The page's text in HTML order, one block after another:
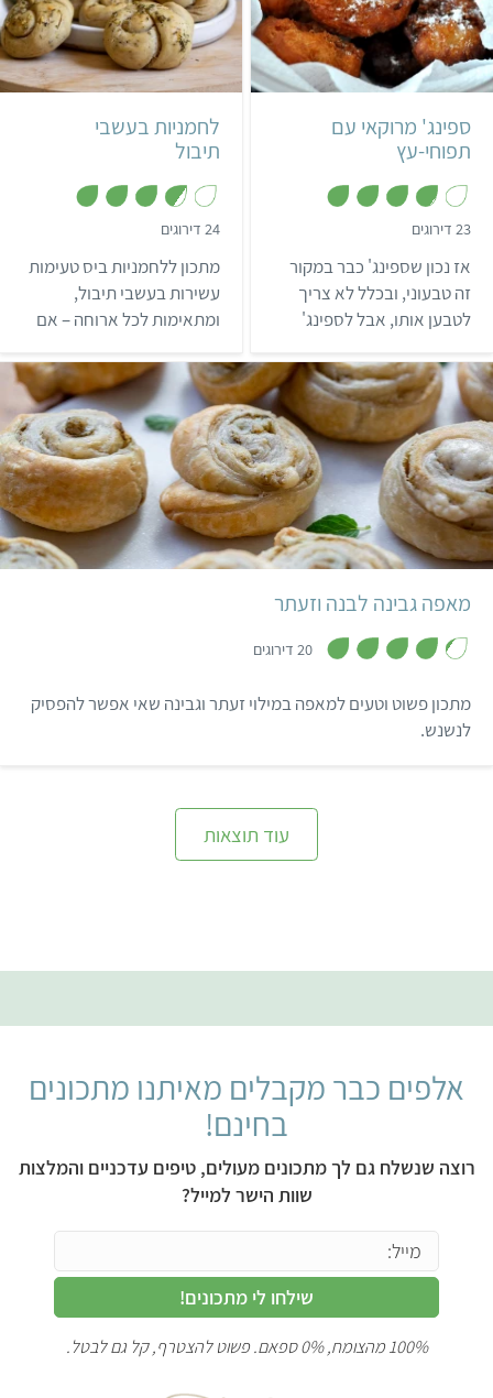
בינוני
ספינג' מרוקאי עם
תפוחי-עץ
23 דירוגים
.
8
מ
ת
ו
אז נכון שספינג' כבר במקור
זה טבעוני, ובכלל לא צריך
לטבען אותו, אבל לספינג'
קבלו מתכון לספינג' טבעוני
עם תפוחי עץ, טעים מאוד,
ובינינו? כבר לא צריך לחכות
לחנוכה בשביל להכין אותם.
תהנו!
קל שעה ו-40 דקות
10 לחמניות
לחמניות בעשבי
תיבול
24 דירוגים
.
7
מ
ת
ו
מתכון ללחמניות ביס טעימות
עשירות בעשבי תיבול,
ומתאימות לכל ארוחה – אם
אפילו פיקניק עם משפחה או
חברים.
קל 12 מאפים
מאפה גבינה לבנה וזעתר
20 דירוגים
ת
מתכון פשוט וטעים למאפה במילוי זעתר וגבינה שאי אפשר להפסיק
לנשנש.
עוד תוצאות
אלפים כבר מקבלים מאיתנו מתכונים
בחינם!
רוצה שנשלח גם לך מתכונים מעולים, טיפים עדכניים והמלצות
שוות הישר למייל?
שילחו לי מתכונים!
100% מהצומח, 0% ספאם. פשוט להצטרף, קל גם לבטל.